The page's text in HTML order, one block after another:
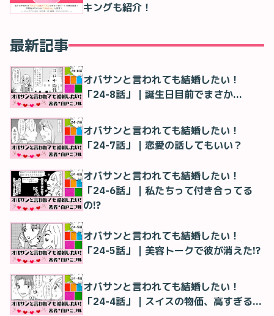
キングも紹介！
最新記事
オバサンと言われても結婚したい！
「24-8話」｜誕生日目前でまさか…
オバサンと言われても結婚したい！
「24-7話」｜恋愛の話してもいい？
オバサンと言われても結婚したい！
「24-6話」｜私たちって付き合ってる
の!?
オバサンと言われても結婚したい！
「24-5話」｜美容トークで彼が消えた!?
オバサンと言われても結婚したい！
「24-4話」｜スイスの物価、高すぎる…